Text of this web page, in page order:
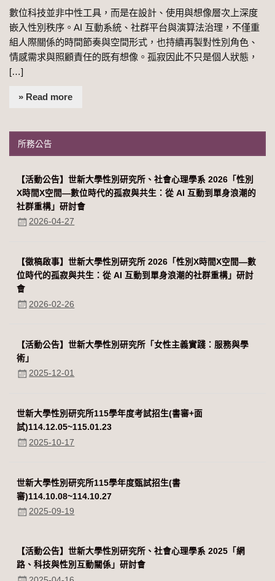
數位科技並非中性工具，而是在設計、使用與想像層次上深度
嵌入性別秩序。AI 互動系統、社群平台與演算法治理，不僅重
組人際關係的時間節奏與空間形式，也持續再製對性別角色、
情感需求與照顧責任的既有想像。孤寂因此不只是個人狀態，
[…]
» Read more
所務公告
【活動公告】世新大學性別研究所、社會心理學系 2026「性別
Χ時間Χ空間—數位時代的孤寂與共生：從 AI 互動到單身浪潮的
社群重構」研討會
2026-04-27
【徵稿啟事】世新大學性別研究所 2026「性別Χ時間Χ空間—數
位時代的孤寂與共生：從 AI 互動到單身浪潮的社群重構」研討
會
2026-02-26
【活動公告】世新大學性別研究所「女性主義實踐：服務與學
術」
2025-12-01
世新大學性別研究所115學年度考試招生(書審+面
試)114.12.05~115.01.23
2025-10-17
世新大學性別研究所115學年度甄試招生(書
審)114.10.08~114.10.27
2025-09-19
【活動公告】世新大學性別研究所、社會心理學系 2025「網
路、科技與性別互動關係」研討會